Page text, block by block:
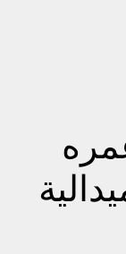
عمره